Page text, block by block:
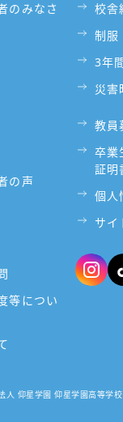
のみなさ
校舎
制服
3年
災害
の声
等につい
教員
卒業
証明
個人
サイ
仰星学園 仰星学園高等学